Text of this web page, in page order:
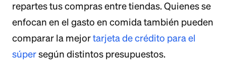
repartes tus compras entre tiendas. Quienes se
enfocan en el gasto en comida también pueden
comparar la mejortarjeta de crédito para el
súpersegún distintos presupuestos.